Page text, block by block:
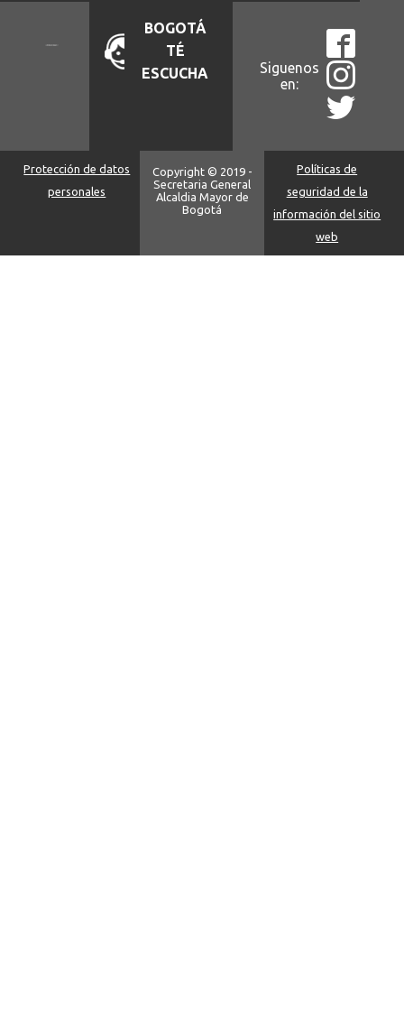
BOGOTÁ
TÉ
ESCUCHA
Siguenos
en:
Protección de datos
personales
Copyright © 2019 -
Secretaria General
Alcaldia Mayor de
Bogotá
Políticas de
seguridad de la
información del sitio
web